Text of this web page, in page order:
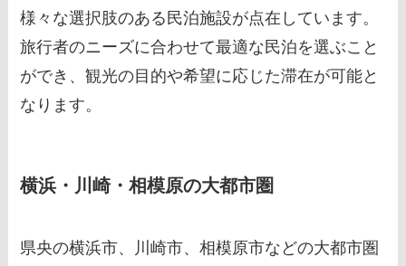
様々な選択肢のある民泊施設が点在しています。
旅行者のニーズに合わせて最適な民泊を選ぶこと
ができ、観光の目的や希望に応じた滞在が可能と
なります。
横浜・川崎・相模原の大都市圏
県央の横浜市、川崎市、相模原市などの大都市圏